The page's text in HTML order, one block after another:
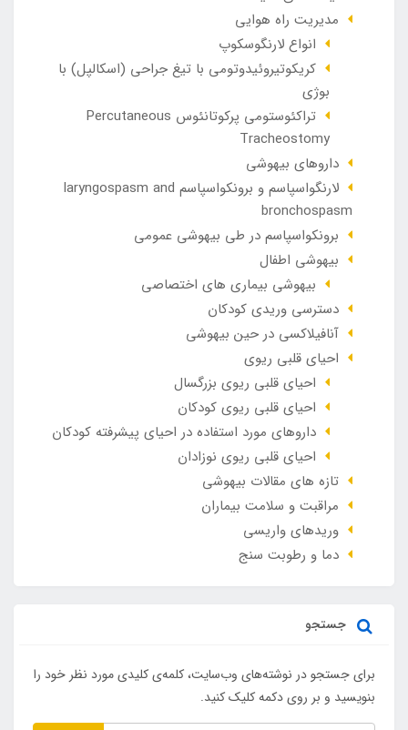
مدیریت راه هوایی
انواع لارنگوسکوپ
کریکوتیروئیدوتومی با تیغ جراحی (اسکالپل) با
بوژی
تراکئوستومی پرکوتانئوس Percutaneous
Tracheostomy
داروهای بیهوشی
لارنگواسپاسم و برونکواسپاسم laryngospasm and
bronchospasm
برونکواسپاسم در طی بیهوشی عمومی
بیهوشی اطفال
بیهوشی بیماری های اختصاصی
دسترسی وریدی کودکان
آنافيلاکسی در حين بيهوشی
احیای قلبی ریوی
احیای قلبی ریوی بزرگسال
احیای قلبی ریوی کودکان
داروهای مورد استفاده در احیای پیشرفته کودکان
احیای قلبی ریوی نوزادان
تازه های مقالات بیهوشی
مراقبت و سلامت بیماران
وريدهاي واريسي
دما و رطوبت سنج
جستجو
برای جستجو در نوشته‌های وب‌سایت، کلمه‌ی کلیدی مورد نظر خود را
بنویسید و بر روی دکمه کلیک کنید.